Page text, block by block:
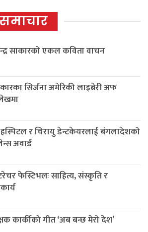
साकारको एकल कविता वाचन
सिर्जना अमेरिकी लाइब्रेरी अफ
र चिरायु डेन्टकेयरलाई बंगलादेशको
अवार्ड
फेस्टिभलः साहित्य, संस्कृति र
कार्कीको गीत ‘अब बन्छ मेरो देश’